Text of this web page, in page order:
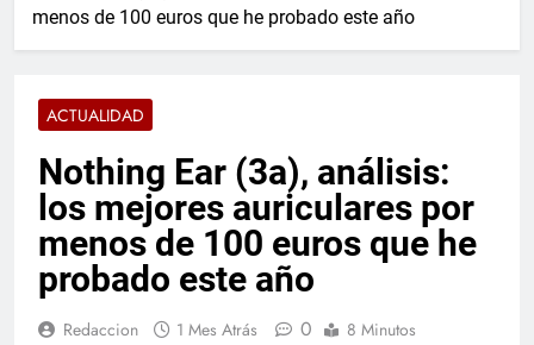
menos de 100 euros que he probado este año
ACTUALIDAD
Nothing Ear (3a), análisis:
los mejores auriculares por
menos de 100 euros que he
probado este año
Redaccion 1 Mes Atrás 0 8 Minutos